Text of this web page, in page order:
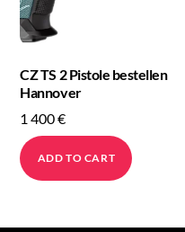
CZ TS 2 Pistole bestellen
Hannover
1 400€
ADD TO CART